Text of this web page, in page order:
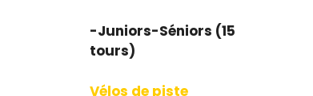
-Juniors-Séniors (15
Vélos de piste Selon